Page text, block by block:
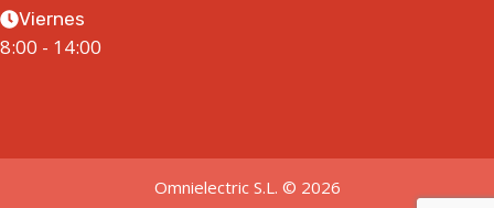
Viernes
8:00 - 14:00
Omnielectric S.L. © 2026